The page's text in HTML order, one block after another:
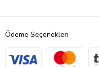
Ödeme Seçenekleri